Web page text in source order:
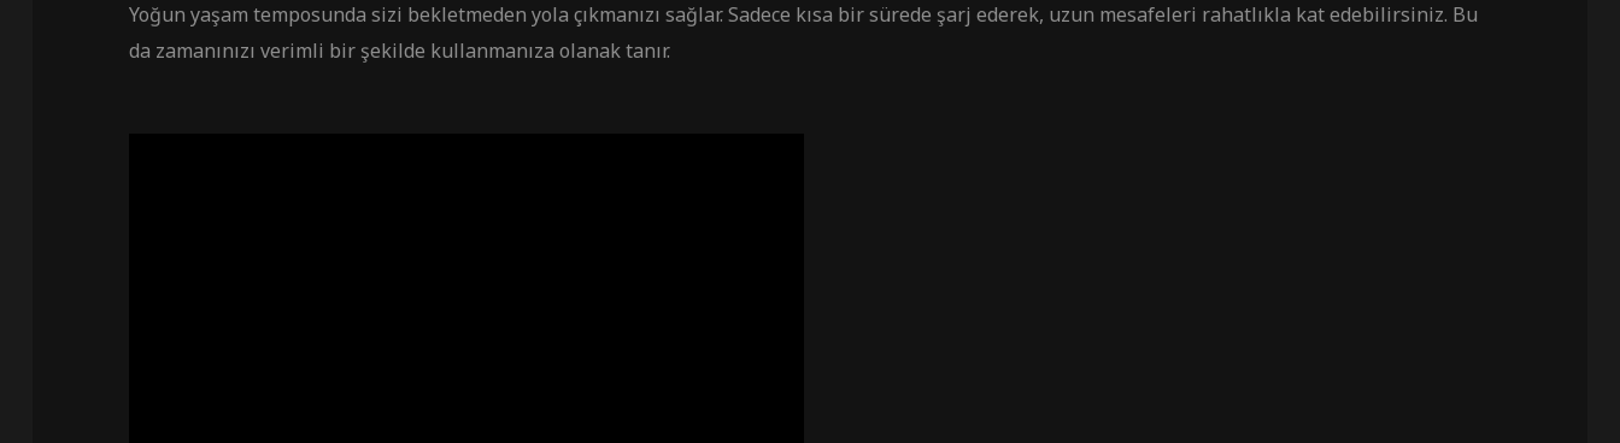
Yoğun yaşam temposunda sizi bekletmeden yola çıkmanızı sağlar. Sadece kısa bir sürede şarj ederek, uzun mesafeleri rahatlıkla kat edebilirsiniz. Bu
da zamanınızı verimli bir şekilde kullanmanıza olanak tanır.